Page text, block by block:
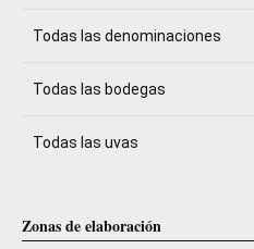
Todas las denominaciones
Todas las bodegas
Todas las uvas
Zonas de elaboración